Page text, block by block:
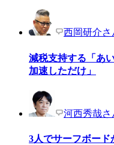
西岡研介さ
減税支持する「あ
加速しただけ」
河西秀哉さ
3人でサーフボー